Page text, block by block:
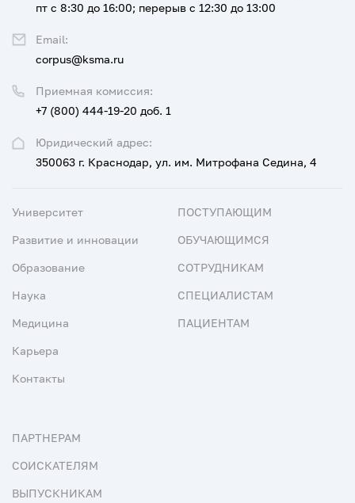
Юридический адрес:
350063 г. Краснодар, ул. им. Митрофана Седина, 4
Приемная комиссия:
+7 (800) 444-19-20 доб. 1
пт с 8:30 до 16:00; перерыв с 12:30 до 13:00
Email:
corpus@ksma.ru
Университет
Развитие и инновации
Образование
Наука
Медицина
Карьера
Контакты
ПОСТУПАЮЩИМ
ОБУЧАЮЩИМСЯ
СОТРУДНИКАМ
СПЕЦИАЛИСТАМ
ПАЦИЕНТАМ
ПАРТНЕРАМ
СОИСКАТЕЛЯМ
ВЫПУСКНИКАМ